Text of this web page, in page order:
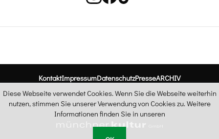
KontaktImpressumDatenschutzPresseARCHIV
Diese Webseite verwendet Cookies. Wenn Sie die Webseite weiterhin
nutzen, stimmen Sie unserer Verwendung von Cookies zu. Weitere
Informationen finden Sie in unseren